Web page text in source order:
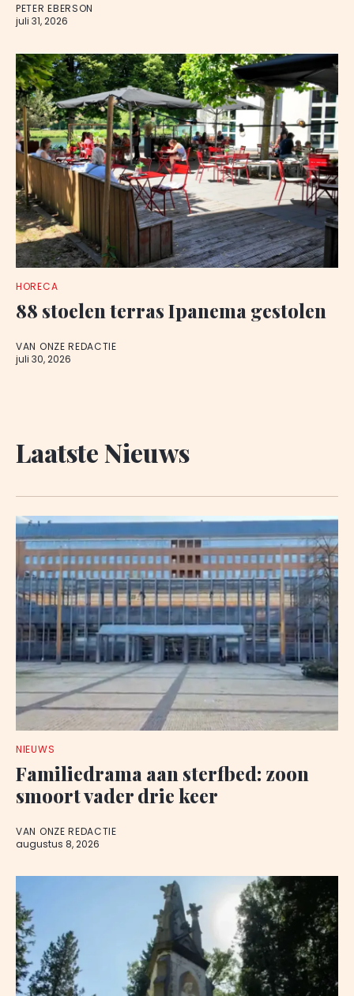
PETER EBERSON
juli 31, 2026
HORECA
88 stoelen terras Ipanema gestolen
VAN ONZE REDACTIE
juli 30, 2026
Laatste Nieuws
NIEUWS
Familiedrama aan sterfbed: zoon
smoort vader drie keer
VAN ONZE REDACTIE
augustus 8, 2026